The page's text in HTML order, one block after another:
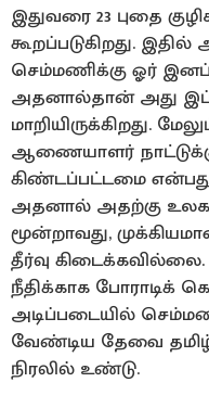
இதுவரை 23 புதை
கூறப்படுகிறது.
செம்மணிக்கு ஓர்
அதனால்தான் அது
மாறியிருக்கிறது.
ஆணையாளர்
கிண்டப்பட்டமை
அதனால் அதற்கு உலகப்
மூன்றாவது,
தீர்வு
நீதிக்காக போராடிக்
அடிப்படையில்
வேண்டிய தேவை
நிரலில் உண்டு.